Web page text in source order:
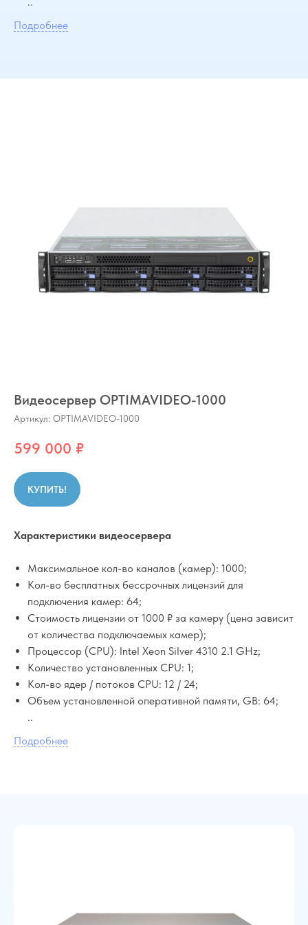
Подробнее
Видеосервер OPTIMAVIDEO-1000
Артикул: OPTIMAVIDEO-1000
599 000 ₽
КУПИТЬ!
Характеристики видеосервера
Максимальное кол-во каналов (камер): 1000;
Кол-во бесплатных бессрочных лицензий для
подключения камер: 64;
Стоимость лицензии от 1000 ₽ за камеру (цена зависит
от количества подключаемых камер);
Процессор (CPU): Intel Xeon Silver 4310 2.1 GHz;
Количество установленных CPU: 1;
Кол-во ядер / потоков CPU: 12 / 24;
Объем установленной оперативной памяти, GB: 64;
..
Подробнее